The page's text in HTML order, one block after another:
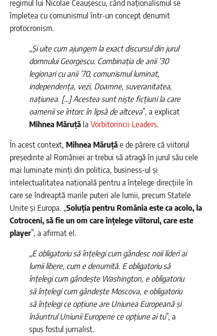
regimul lui Nicolae Ceaușescu, când naționalismul se
împletea cu comunismul într-un concept denumit
protocronism.
„Și uite cum ajungem la exact discursul din jurul
domnului Georgescu. Combinația de anii ’30
legionari cu anii ’70, comunismul luminat,
independența, vezi, Doamne, suveranitatea,
națiunea. […] Acestea sunt niște ficțiuni la care
oamenii se întorc în lipsă de altceva”, a explicat
Mihnea Măruță la Vorbitorincii Leaders.
În acest context, Mihnea Măruțăe de părere că viitorul
președinte al României ar trebui să atragă în jurul său cele
mai luminate minți din politica, business-ul și
intelectualitatea națională pentru a înțelege direcțiile în
care se îndreaptă marile puteri ale lumii, precum Statele
Unite și Europa. „Soluția pentru România este ca acolo, la
Cotroceni, să fie un om care înțelege viitorul, care este
player”, a afirmat el.
„E obligatoriu să înțelegi cum gândesc noii lideri ai
lumii libere, cum e denumită. E obligatoriu să
înțelegi cum gândește Washington, e obligatoriu
să înțelegi cum gândește Moscova, e obligatoriu
să înțelegi ce opțiune are Uniunea Europeană și
înăuntrul Uniunii Europene ce opțiune ai tu”, a
spus fostul jurnalist.